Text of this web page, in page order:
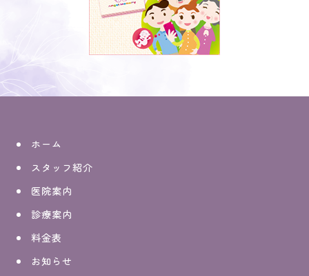
ホーム
スタッフ紹介
医院案内
診療案内
料金表
お知らせ